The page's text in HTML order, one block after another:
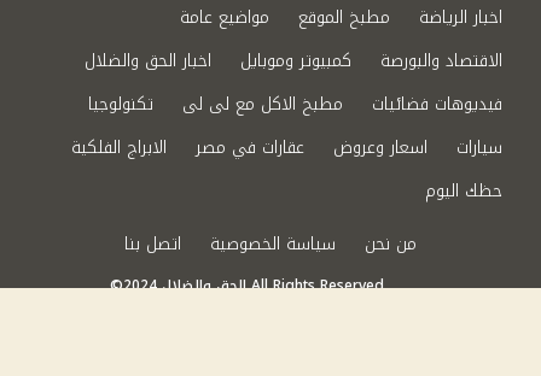
اخبار الرياضة
مطبخ الموقع
مواضيع عامة
الاقتصاد والبورصة
كمبيوتر وموبايل
اخبار الحق والضلال
فيديوهات فضائيات
مطبخ الاكل مع لى لى
تكنولوجيا
سيارات
اسعار وعروض عقارات في مصر
الابراج الفلكية
حظك اليوم
من نحن
سياسة الخصوصية اتصل بنا
©2024 الحق والضلال All Rights Reserved.